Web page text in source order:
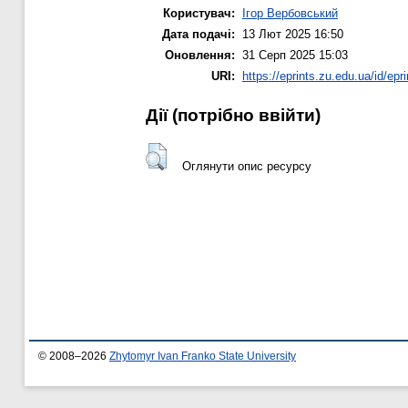
Користувач:
Ігор Вербовський
Дата подачі:
13 Лют 2025 16:50
Оновлення: 31 Серп 2025 15:03
URI:
https://eprints.zu.edu.ua/id/
Дії ​​(потрібно ввійти)
Оглянути опис ресурсу
© 2008–2026 Zhytomyr Ivan Franko State University